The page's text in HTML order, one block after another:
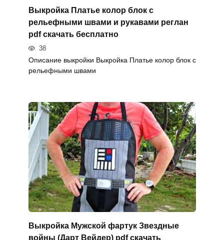
Выкройка Платье колор блок с
рельефными швами и рукавами реглан
pdf скачать бесплатно
38
Описание выкройки Выкройка Платье колор блок с
рельефными швами
Выкройка Мужской фартук Звездные
войны (Дарт Вейдер) pdf скачать